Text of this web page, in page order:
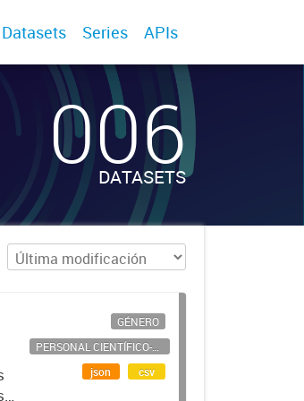
Datasets Series APIs
006
DATASETS
GÉNERO
PERSONAL CIENTÍFICO-TECNOLÓGICO
json
csv